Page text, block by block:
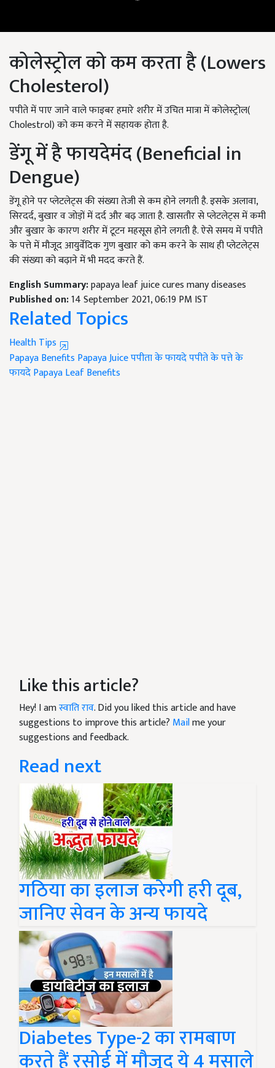
कोलेस्ट्रोल को कम करता है (Lowers
Cholesterol)
पपीते में पाए जाने वाले फाइबर हमारे शरीर में उचित मात्रा में कोलेस्ट्रोल(
Cholestrol) को कम करने में सहायक होता है.
डेंगू में है फायदेमंद (Beneficial in
Dengue)
डेंगू होने पर प्लेटलेट्स की संख्या तेजी से कम होने लगती है. इसके अलावा,
सिरदर्द, बुखार व जोड़ों में दर्द और बढ़ जाता है. खासतौर से प्लेटलेट्स में कमी
और बुखार के कारण शरीर में टूटन महसूस होने लगती है. ऐसे समय में पपीते
के पत्ते में मौजूद आयुर्वेदिक गुण बुखार को कम करने के साथ ही प्लेटलेट्स
की संख्या को बढ़ाने में भी मदद करते हैं.
English Summary:papaya leaf juice cures many diseases
Published on:14 September 2021, 06:19 PM IST
Related Topics
Health Tips
Papaya Benefits Papaya Juiceपपीता के फायदेपपीते के पत्ते के
फायदेPapaya Leaf Benefits
Like this article?
Hey! I amस्वाति राव. Did you liked this article and have
suggestions to improve this article? Mailme your
suggestions and feedback.
Read next
गठिया का इलाज करेगी हरी दूब,
जानिए सेवन के अन्य फायदे
Diabetes Type-2 का रामबाण